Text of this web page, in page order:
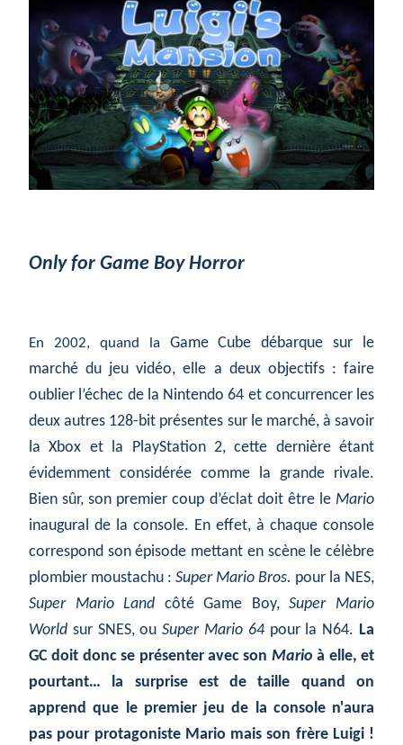
Only for Game Boy Horror
En 2002, quand la Game Cube débarque sur le
marché du jeu vidéo, elle a deux objectifs : faire
oublier l’échec de la Nintendo 64 et concurrencer les
deux autres 128-bit présentes sur le marché, à savoir
la Xbox et la PlayStation 2, cette dernière étant
évidemment considérée comme la grande rivale.
Bien sûr, son premier coup d’éclat doit être le Mario
inaugural de la console. En effet, à chaque console
correspond son épisode mettant en scène le célèbre
plombier moustachu : Super Mario Bros. pour la NES,
Super Mario Land côté Game Boy,Super Mario
World sur SNES, ouSuper Mario 64pour la N64. La
GC doit donc se présenter avec son Mario à elle, et
pourtant… la surprise est de taille quand on
apprend que le premier jeu de la console n'aura
pas pour protagoniste Mario mais son frère Luigi !